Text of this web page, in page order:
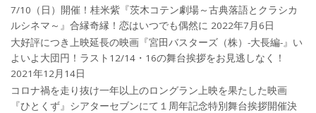
7/10（日）開催！桂米紫『茨木コテン劇場～古典落語とクラシカ
ルシネマ～』合縁奇縁！恋はいつでも偶然に 2022年7月6日
大好評につき上映延長の映画『宮田バスターズ（株）-大長編-』い
よいよ大団円！ラスト12/14・16の舞台挨拶をお見逃しなく！
2021年12月14日
コロナ禍を⾛り抜け⼀年以上のロングラン上映を果たした映画
『ひとくず』シアターセブンにて１周年記念特別舞台挨拶開催決